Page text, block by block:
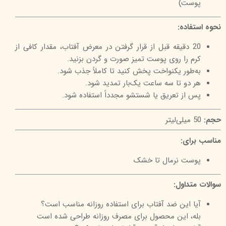
پوست)
نحوه استفاده:
20 دقیقه قبل از قرار گرفتن در معرض آفتاب، مقدار کافی از
کرم را روی پوست تمیز صورت و گردن بزنید.
به‌طور یکنواخت پخش کنید تا کاملاً جذب شود.
هر دو تا سه ساعت یک‌بار تمدید شود.
پس از تعریق یا شستشو مجدداً استفاده شود.
حجم:
مناسب برای:
پوست نرمال تا خشک
سوالات متداول:
آیا این ضد آفتاب برای استفاده روزانه مناسب است؟
بله، این محصول برای مصرف روزانه طراحی شده است